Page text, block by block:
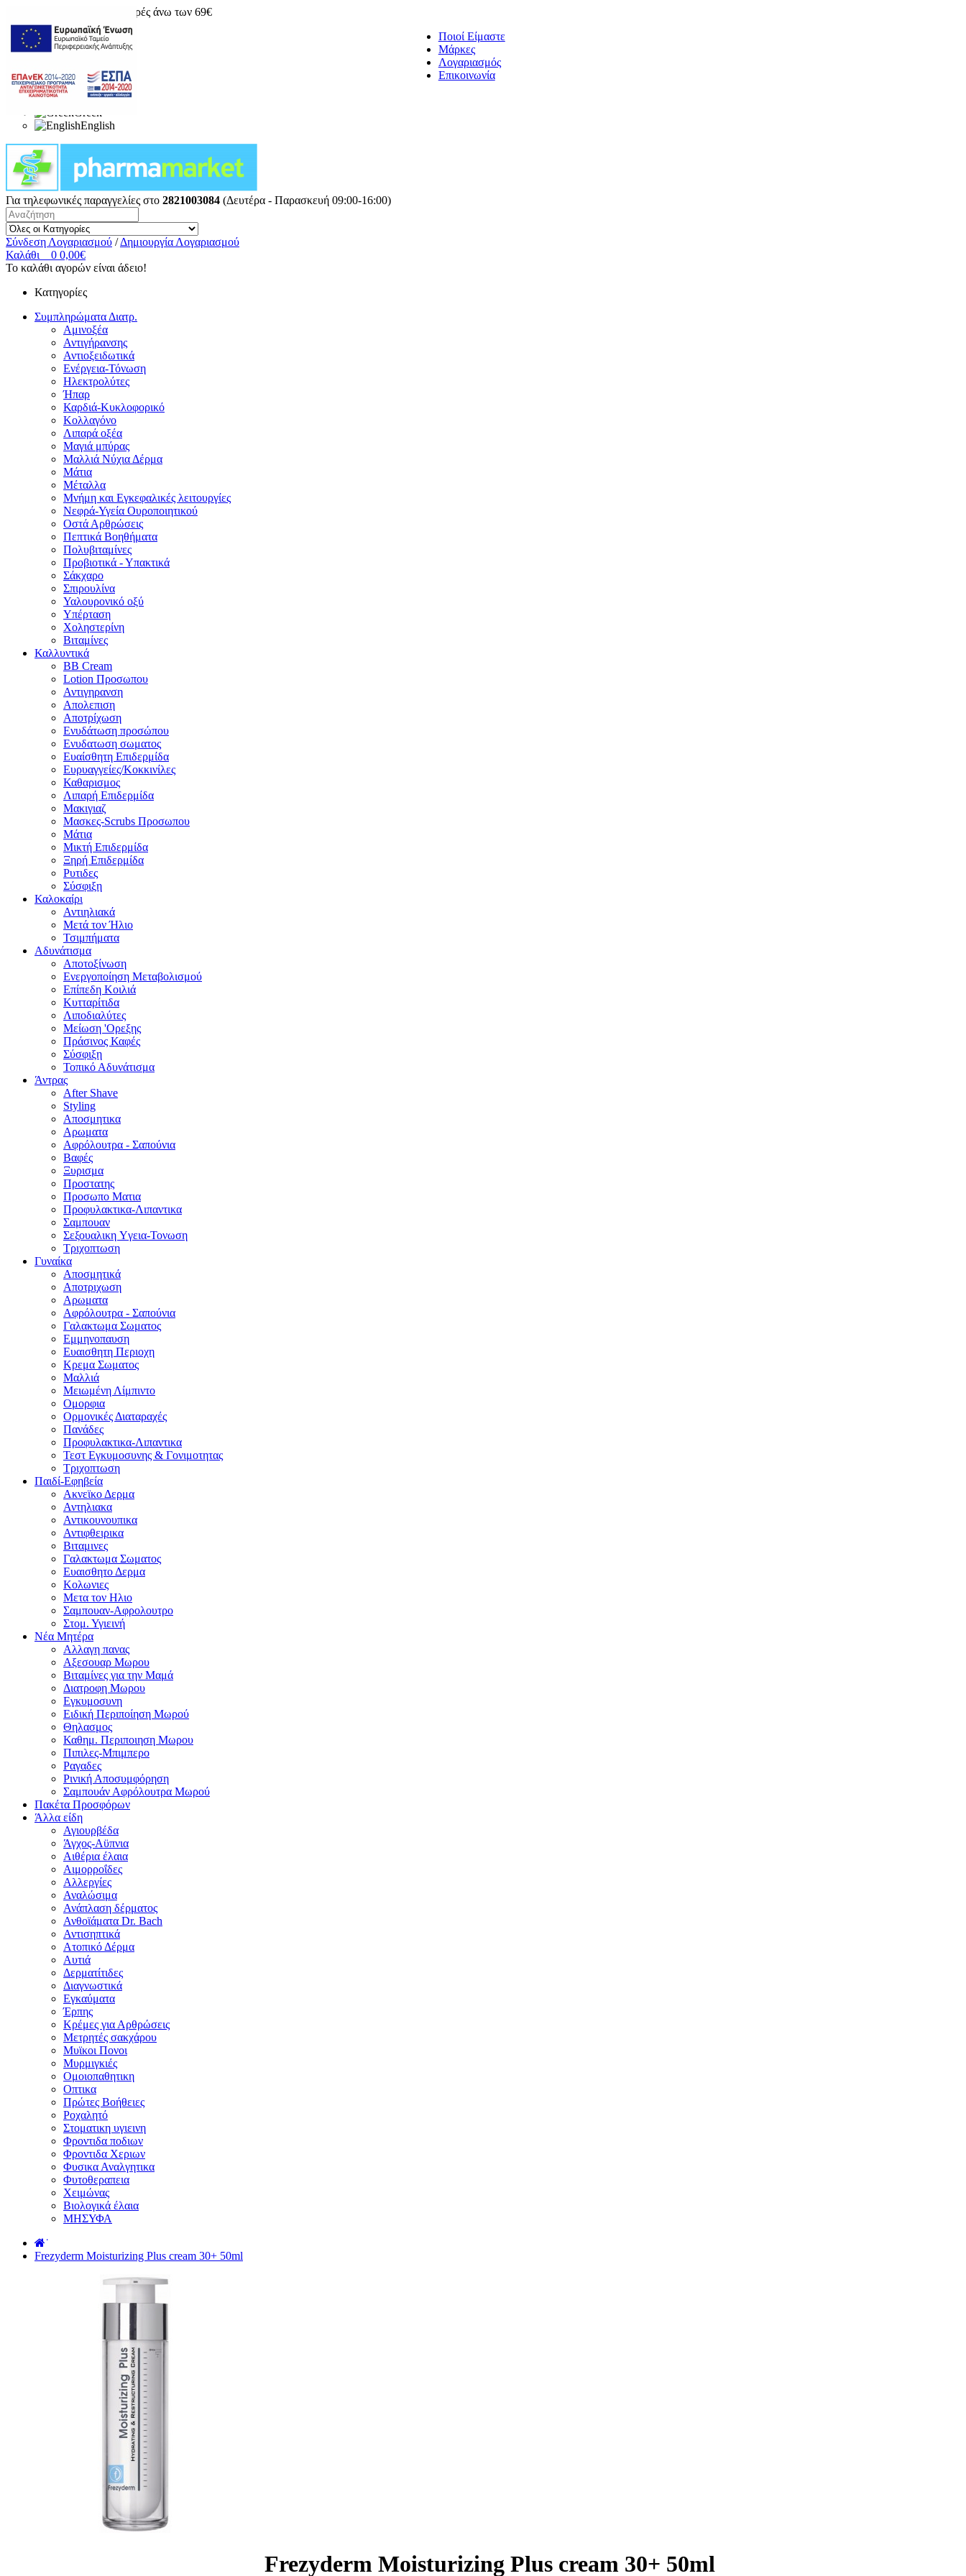
Δωρεάν μεταφορικά για αγορές άνω των 69€
Ποιοί Είμαστε
Μάρκες
Λογαριασμός
Επικοινωνία
Greek
English
Για τηλεφωνικές παραγγελίες στο 2821003084 (Δευτέρα - Παρασκευή 09:00-16:00)
Σύνδεση Λογαριασμού / Δημιουργία Λογαριασμού
Καλάθι
0 0,00€
Το καλάθι αγορών είναι άδειο!
Κατηγορίες
Συμπληρώματα Διατρ.
Αμινοξέα
Αντιγήρανσης
Αντιοξειδωτικά
Ενέργεια-Τόνωση
Ηλεκτρολύτες
Ήπαρ
Καρδιά-Κυκλοφορικό
Κολλαγόνο
Λιπαρά οξέα
Μαγιά μπύρας
Μαλλιά Νύχια Δέρμα
Μάτια
Μέταλλα
Μνήμη και Εγκεφαλικές λειτουργίες
Νεφρά-Υγεία Ουροποιητικού
Οστά Αρθρώσεις
Πεπτικά Βοηθήματα
Πολυβιταμίνες
Προβιοτικά - Υπακτικά
Σάκχαρο
Σπιρουλίνα
Υαλουρονικό οξύ
Υπέρταση
Χοληστερίνη
Βιταμίνες
Καλλυντικά
BB Cream
Lotion Προσωπου
Αντιγηρανση
Απολεπιση
Αποτρίχωση
Ενυδάτωση προσώπου
Ενυδατωση σωματος
Ευαίσθητη Επιδερμίδα
Ευρυαγγείες/Κοκκινίλες
Καθαρισμος
Λιπαρή Επιδερμίδα
Μακιγιαζ
Μασκες-Scrubs Προσωπου
Μάτια
Μικτή Επιδερμίδα
Ξηρή Επιδερμίδα
Ρυτιδες
Σύσφιξη
Καλοκαίρι
Αντιηλιακά
Μετά τον Ήλιο
Τσιμπήματα
Αδυνάτισμα
Αποτοξίνωση
Ενεργοποίηση Μεταβολισμού
Επίπεδη Κοιλιά
Κυτταρίτιδα
Λιποδιαλύτες
Μείωση 'Ορεξης
Πράσινος Καφές
Σύσφιξη
Τοπικό Αδυνάτισμα
Άντρας
After Shave
Styling
Αποσμητικα
Αρωματα
Αφρόλουτρα - Σαπούνια
Βαφές
Ξυρισμα
Προστατης
Προσωπο Ματια
Προφυλακτικα-Λιπαντικα
Σαμπουαν
Σεξουαλικη Yγεια-Τονωση
Τριχοπτωση
Γυναίκα
Αποσμητικά
Αποτριχωση
Αρωματα
Αφρόλουτρα - Σαπούνια
Γαλακτωμα Σωματος
Εμμηνοπαυση
Ευαισθητη Περιοχη
Κρεμα Σωματος
Μαλλιά
Μειωμένη Λίμπιντο
Ομορφια
Ορμονικές Διαταραχές
Πανάδες
Προφυλακτικα-Λιπαντικα
Τεστ Εγκυμοσυνης & Γονιμοτητας
Τριχοπτωση
Παιδί-Εφηβεία
Ακνεϊκο Δερμα
Αντηλιακα
Αντικουνουπικα
Αντιφθειρικα
Βιταμινες
Γαλακτωμα Σωματος
Ευαισθητο Δερμα
Κολωνιες
Μετα τον Ηλιο
Σαμπουαν-Αφρολουτρο
Στομ. Υγιεινή
Νέα Μητέρα
Αλλαγη πανας
Αξεσουαρ Μωρου
Βιταμίνες για την Μαμά
Διατροφη Μωρου
Εγκυμοσυνη
Ειδική Περιποίηση Μωρού
Θηλασμος
Καθημ. Περιποιηση Μωρου
Πιπιλες-Μπιμπερο
Ραγαδες
Ρινική Αποσυμφόρηση
Σαμπουάν Αφρόλουτρα Μωρού
Πακέτα Προσφόρων
Άλλα είδη
Αγιουρβέδα
Άγχος-Αϋπνια
Αιθέρια έλαια
Αιμορροΐδες
Αλλεργίες
Αναλώσιμα
Ανάπλαση δέρματος
Ανθοϊάματα Dr. Bach
Αντισηπτικά
Ατοπικό Δέρμα
Αυτιά
Δερματίτιδες
Διαγνωστικά
Εγκαύματα
Έρπης
Κρέμες για Αρθρώσεις
Μετρητές σακχάρου
Μυϊκοι Πονοι
Μυρμιγκιές
Ομοιοπαθητικη
Οπτικα
Πρώτες Βοήθειες
Ροχαλητό
Στοματικη υγιεινη
Φροντιδα ποδιων
Φροντιδα Χεριων
Φυσικα Αναλγητικα
Φυτοθεραπεια
Χειμώνας
Βιολογικά έλαια
ΜΗΣΥΦΑ
˙
Frezyderm Moisturizing Plus cream 30+ 50ml
Frezyderm Moisturizing Plus cream 30+ 50ml